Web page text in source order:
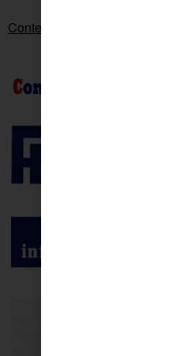
Contenido patrocinado